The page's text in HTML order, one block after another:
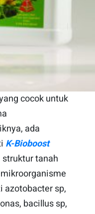
cocok untuk
ada
K-Bioboost
tanah
azotobacter sp,
bacillus sp,